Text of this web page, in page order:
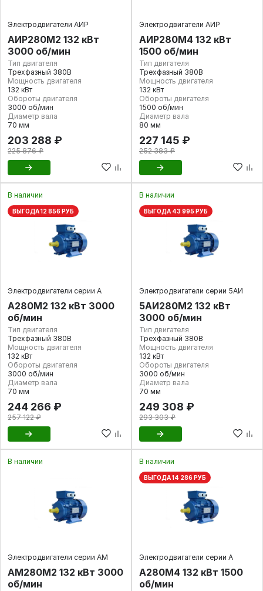
Электродвигатели АИР
АИР280М2 132 кВт
3000 об/мин
Тип двигателя
Трехфазный 380В
Мощность двигателя
132 кВт
Обороты двигателя
3000 об/мин
Диаметр вала
70 мм
203 288 ₽
225 876 ₽
Электродвигатели АИР
АИР280М4 132 кВт
1500 об/мин
Тип двигателя
Трехфазный 380В
Мощность двигателя
132 кВт
Обороты двигателя
1500 об/мин
Диаметр вала
80 мм
227 145 ₽
252 383 ₽
В наличии
ВЫГОДА 12 856 РУБ
Электродвигатели серии А
А280M2 132 кВт 3000
об/мин
Тип двигателя
Трехфазный 380В
Мощность двигателя
132 кВт
Обороты двигателя
3000 об/мин
Диаметр вала
70 мм
244 266 ₽
257 122 ₽
В наличии
ВЫГОДА 43 995 РУБ
Электродвигатели серии 5АИ
5АИ280M2 132 кВт
3000 об/мин
Тип двигателя
Трехфазный 380В
Мощность двигателя
132 кВт
Обороты двигателя
3000 об/мин
Диаметр вала
70 мм
249 308 ₽
293 303 ₽
В наличии
Электродвигатели серии АМ
АМ280М2 132 кВт 3000
об/мин
В наличии
ВЫГОДА 14 286 РУБ
Электродвигатели серии А
А280M4 132 кВт 1500
об/мин